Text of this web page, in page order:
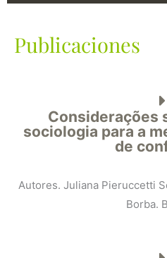
Publicaciones
Considerações
sociologia para a
de
Autores. Juliana Pieruccetti
Borba.